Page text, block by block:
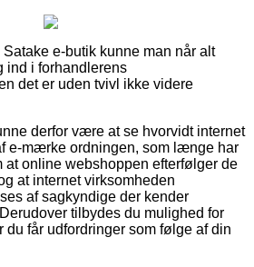
Satake e-butik kunne man når alt
ind i forhandlerens
det er uden tvivl ikke videre
derfor være at se hvorvidt internet
e-mærke ordningen, som længe har
online webshoppen efterfølger de
at internet virksomheden
af sagkyndige der kender
tilbydes du mulighed for
får udfordringer som følge af din